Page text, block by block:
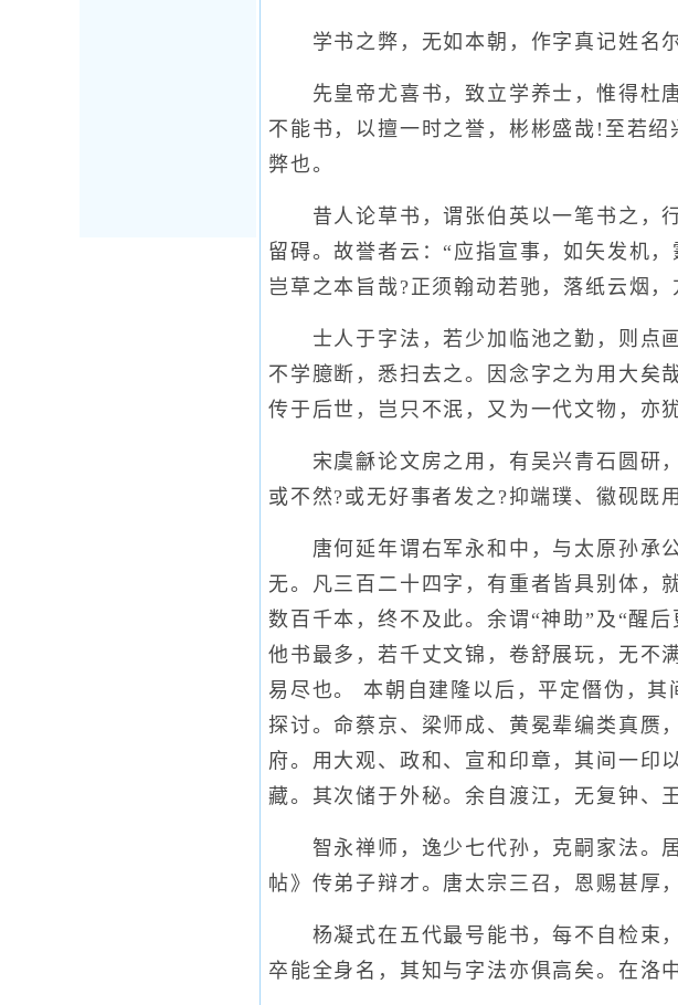
学书之弊，无如本朝，作字真记姓名尔
先皇帝尤喜书，致立学养士，惟得杜唐
不能书，以擅一时之誉，彬彬盛哉!至若
弊也。
昔人论草书，谓张伯英以一笔书之，行
留碍。故誉者云：“应指宣事，如矢发机
岂草之本旨哉?正须翰动若驰，落纸云烟，
士人于字法，若少加临池之勤，则点画
不学臆断，悉扫去之。因念字之为用大矣
传于后世，岂只不泯，又为一代文物，亦
宋虞龢论文房之用，有吴兴青石圆研，
或不然?或无好事者发之?抑端璞、徽砚既
唐何延年谓右军永和中，与太原孙承公
无。凡三百二十四字，有重者皆具别体，
数百千本，终不及此。余谓“神助”及“醒
他书最多，若千丈文锦，卷舒展玩，无不
易尽也。 本朝自建隆以后，平定僭伪，
探讨。命蔡京、梁师成、黄冕辈编类真赝
府。用大观、政和、宣和印章，其间一印
藏。其次储于外秘。余自渡江，无复钟、
智永禅师，逸少七代孙，克嗣家法。居
帖》传弟子辩才。唐太宗三召，恩赐甚厚
杨凝式在五代最号能书，每不自检束，
卒能全身名，其知与字法亦俱高矣。在洛